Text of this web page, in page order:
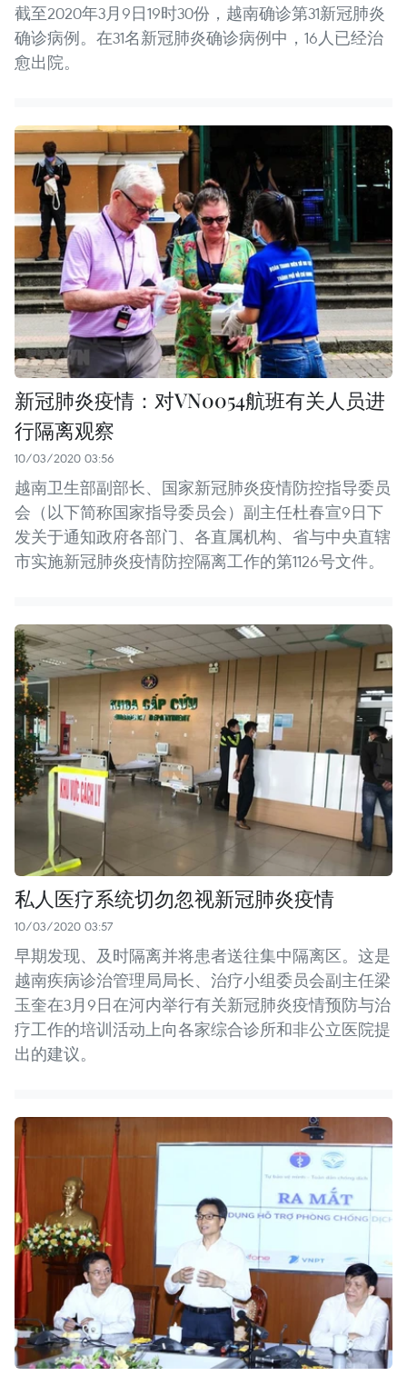
截至2020年3月9日19时30份，越南确诊第31新冠肺炎
确诊病例。在31名新冠肺炎确诊病例中，16人已经治
愈出院。
新冠肺炎疫情：对VN0054航班有关人员进
行隔离观察
10/03/2020 03:56
越南卫生部副部长、国家新冠肺炎疫情防控指导委员
会（以下简称国家指导委员会）副主任杜春宣9日下
发关于通知政府各部门、各直属机构、省与中央直辖
市实施新冠肺炎疫情防控隔离工作的第1126号文件。
私人医疗系统切勿忽视新冠肺炎疫情
10/03/2020 03:57
早期发现、及时隔离并将患者送往集中隔离区。这是
越南疾病诊治管理局局长、治疗小组委员会副主任梁
玉奎在3月9日在河内举行有关新冠肺炎疫情预防与治
疗工作的培训活动上向各家综合诊所和非公立医院提
出的建议。